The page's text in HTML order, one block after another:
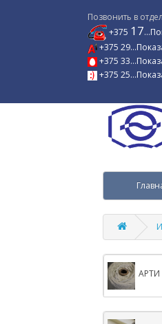
Позвонить в
+375 17
+375
+375
+375
АРТИ